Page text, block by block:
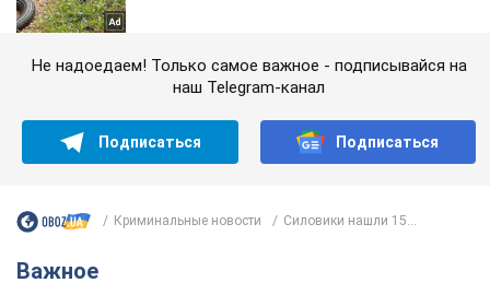
Не надоедаем! Только самое важное - подписывайся на
наш Telegram-канал
Подписаться Подписаться
Криминальные новости Силовики нашли 15...
Важное